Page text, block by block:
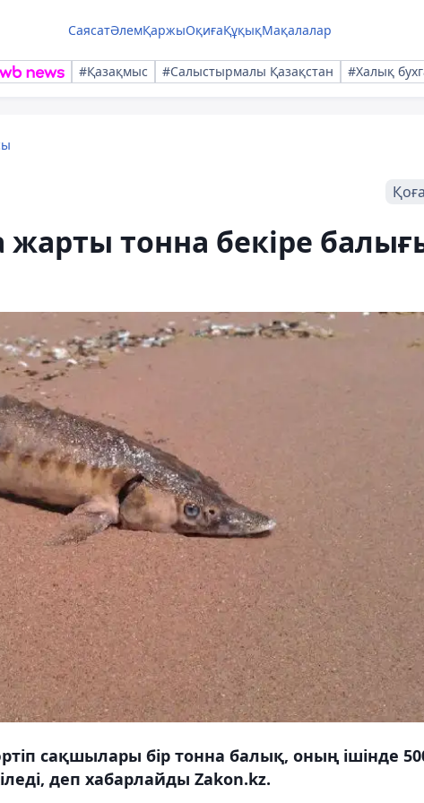
СаясатӘлемҚаржыОқиғаҚұқықМақалалар
#Қазақмыс #Салыстырмалы Қазақстан #Халық
тонна бекіре
сақшылары бір тонна балық, оның ішінде
деп хабарлайды Zakon.kz.